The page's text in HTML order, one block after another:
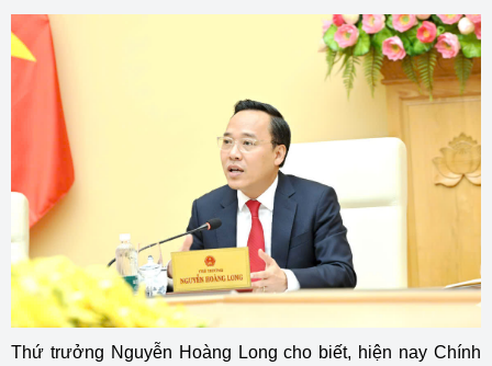
Thứ trưởng Nguyễn Hoàng Long cho biết, hiện nay Chính